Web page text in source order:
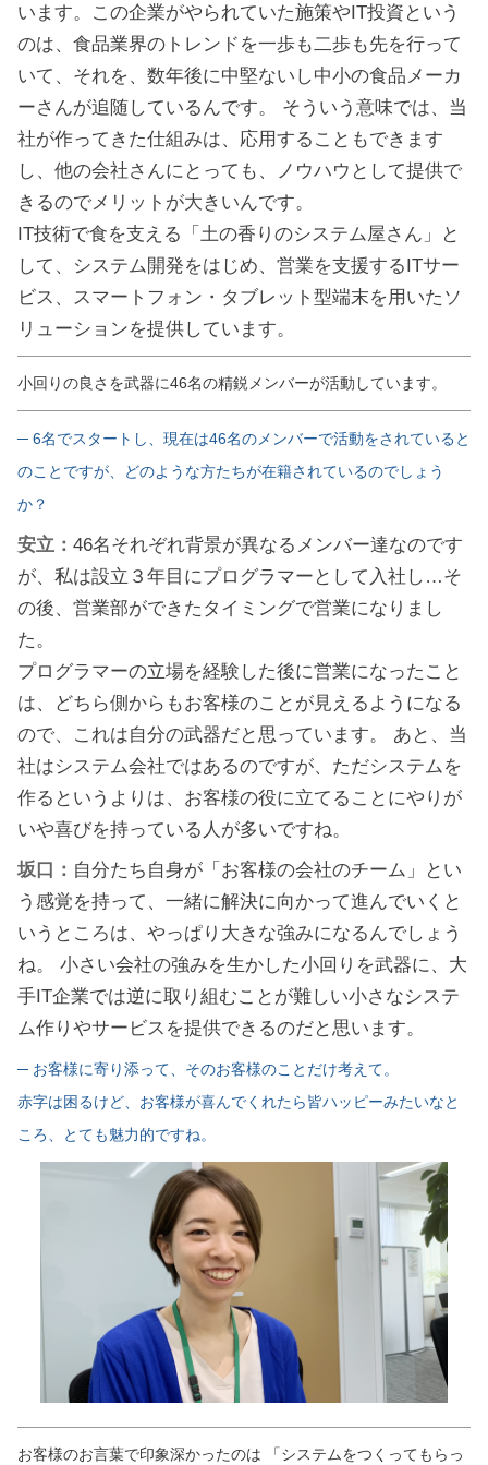
います。この企業がやられていた施策やIT投資という
のは、食品業界のトレンドを一歩も二歩も先を行って
いて、それを、数年後に中堅ないし中小の食品メーカ
ーさんが追随しているんです。 そういう意味では、当
社が作ってきた仕組みは、応用することもできます
し、他の会社さんにとっても、ノウハウとして提供で
きるのでメリットが大きいんです。
IT技術で食を支える「土の香りのシステム屋さん」と
して、システム開発をはじめ、営業を支援するITサー
ビス、スマートフォン・タブレット型端末を用いたソ
リューションを提供しています。
小回りの良さを武器に46名の精鋭メンバーが活動しています。
─ 6名でスタートし、現在は46名のメンバーで活動をされていると
のことですが、どのような方たちが在籍されているのでしょう
か？
安立： 46名それぞれ背景が異なるメンバー達なのです
が、私は設立３年目にプログラマーとして入社し…そ
の後、営業部ができたタイミングで営業になりまし
た。
プログラマーの立場を経験した後に営業になったこと
は、どちら側からもお客様のことが見えるようになる
ので、これは自分の武器だと思っています。 あと、当
社はシステム会社ではあるのですが、ただシステムを
作るというよりは、お客様の役に立てることにやりが
いや喜びを持っている人が多いですね。
坂口： 自分たち自身が「お客様の会社のチーム」とい
う感覚を持って、一緒に解決に向かって進んでいくと
いうところは、やっぱり大きな強みになるんでしょう
ね。 小さい会社の強みを生かした小回りを武器に、大
手IT企業では逆に取り組むことが難しい小さなシステ
ム作りやサービスを提供できるのだと思います。
─ お客様に寄り添って、そのお客様のことだけ考えて。
赤字は困るけど、お客様が喜んでくれたら皆ハッピーみたいなと
ころ、とても魅力的ですね。
お客様のお言葉で印象深かったのは 「システムをつくってもらっ